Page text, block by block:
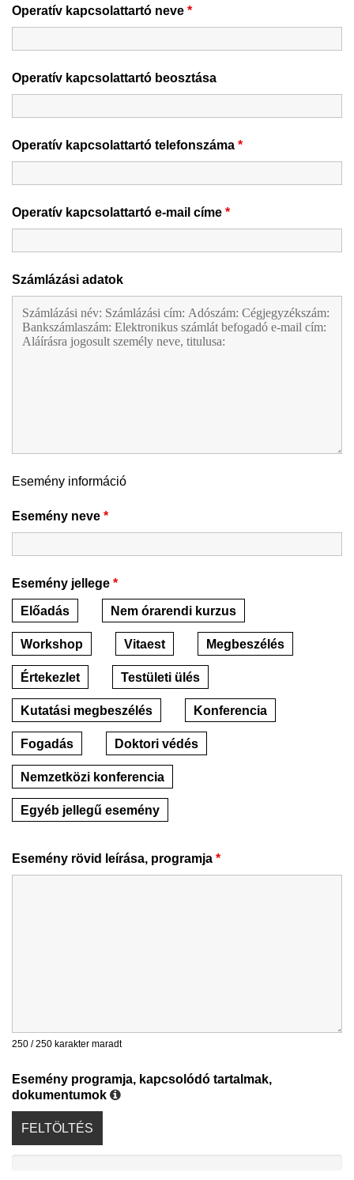
Operatív kapcsolattartó neve *
Operatív kapcsolattartó beosztása
Operatív kapcsolattartó telefonszáma *
Operatív kapcsolattartó e-mail címe *
Számlázási adatok
Esemény információ
Esemény neve *
Esemény jellege *
Előadás Nem órarendi kurzus
Workshop Vitaest Megbeszélés
Értekezlet Testületi ülés
Kutatási megbeszélés Konferencia
Fogadás Doktori védés
Nemzetközi konferencia
Egyéb jellegű esemény
Esemény rövid leírása, programja *
250 / 250 karakter maradt
Esemény programja, kapcsolódó tartalmak,
dokumentumok
FELTÖLTÉS